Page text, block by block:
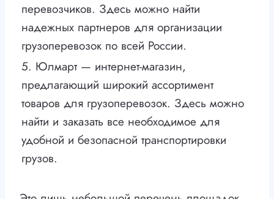
перевозчиков. Здесь можно найти
надежных партнеров для организации
грузоперевозок по всей России.
5. Юлмарт — интернет-магазин,
предлагающий широкий ассортимент
товаров для грузоперевозок. Здесь можно
найти и заказать все необходимое для
удобной и безопасной транспортировки
грузов.